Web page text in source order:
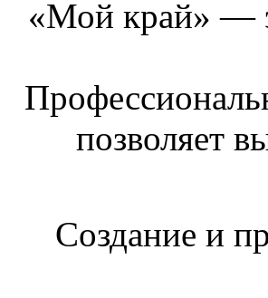
«Мой край» —
позволяет
Создание и